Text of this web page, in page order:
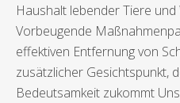
Haushalt lebender Tiere
Vorbeugende
effektiven Entfernung von
zusätzlicher Gesichtspunkt,
Bedeutsamkeit zukommt